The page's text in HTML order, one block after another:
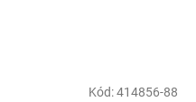
Kód:414856-88